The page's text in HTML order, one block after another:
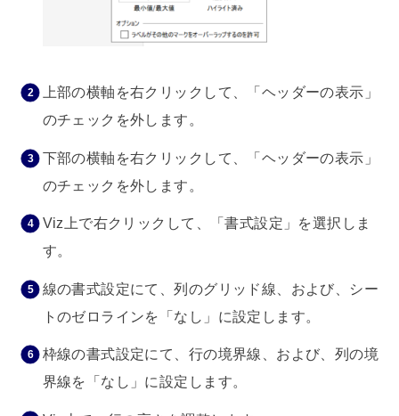
上部の横軸を右クリックして、「ヘッダーの表示」
のチェックを外します。
下部の横軸を右クリックして、「ヘッダーの表示」
のチェックを外します。
Viz上で右クリックして、「書式設定」を選択しま
す。
線の書式設定にて、列のグリッド線、および、シー
トのゼロラインを「なし」に設定します。
枠線の書式設定にて、行の境界線、および、列の境
界線を「なし」に設定します。